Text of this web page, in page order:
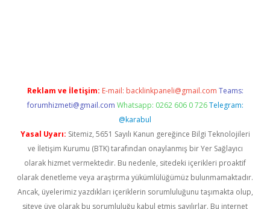
Reklam ve İletişim: E-mail: backlinkpaneli@gmail.com Teams:
forumhizmeti@gmail.com Whatsapp: 0262 606 0 726 Telegram:
@karabul
Yasal Uyarı: Sitemiz, 5651 Sayılı Kanun gereğince Bilgi Teknolojileri
ve İletişim Kurumu (BTK) tarafından onaylanmış bir Yer Sağlayıcı
olarak hizmet vermektedir. Bu nedenle, sitedeki içerikleri proaktif
olarak denetleme veya araştırma yükümlülüğümüz bulunmamaktadır.
Ancak, üyelerimiz yazdıkları içeriklerin sorumluluğunu taşımakta olup,
siteye üye olarak bu sorumluluğu kabul etmiş sayılırlar. Bu internet